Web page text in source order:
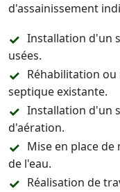
d'assainissement
Installation d'un
usées.
Réhabilitation
septique existante.
Installation d'un
d'aération.
Mise en place
de l'eau.
Réalisation de